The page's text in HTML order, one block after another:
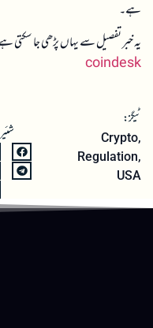
ہے۔
یہ خبر تفصیل سے یہاں پڑھی جا سکتی
coindesk
ٹیگز:
Crypto,
Regulation,
USA